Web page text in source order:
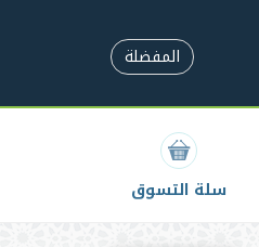
المفضلة
سلة التسوق